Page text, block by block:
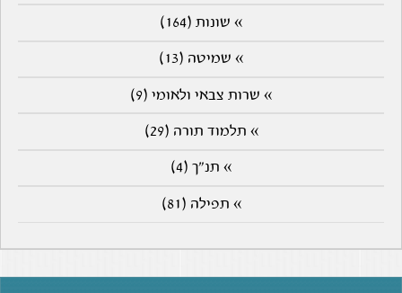
» שונות (164)
» שמיטה (13)
» שרות צבאי ולאומי (9)
» תלמוד תורה (29)
» תנ"ך (4)
» תפילה (81)